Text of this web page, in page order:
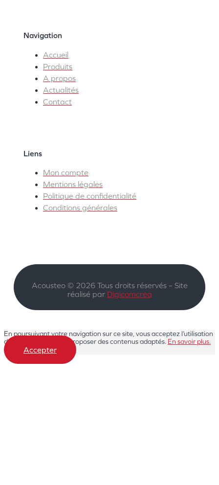
Navigation
Accueil
Produits
A propos
Actualités
Contact
Liens
Mon compte
Mentions légales
Politique de confidentialité
Conditions générales
Acousteo © 2026 Tous droits réservés – Site
réalisé par Digicomcrea
En poursuivant votre navigation sur ce site, vous acceptez l’utilisation
de cookies pour vous proposer des contenus adaptés. En savoir plus.
Accepter